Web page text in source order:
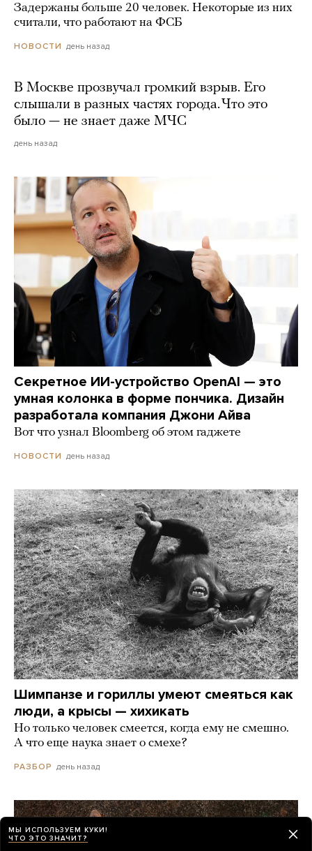
Задержаны больше 20 человек. Некоторые из них
считали, что работают на ФСБ
НОВОСТИ день назад
В Москве прозвучал громкий взрыв. Его
слышали в разных частях города. Что это
было — не знает даже МЧС
день назад
Секретное ИИ-устройство OpenAI — это
умная колонка в форме пончика. Дизайн
разработала компания Джони Айва
Вот что узнал Bloomberg об этом гаджете
НОВОСТИ день назад
Шимпанзе и гориллы умеют смеяться как
люди, а крысы — хихикать
Но только человек смеется, когда ему не смешно.
А что еще наука знает о смехе?
РАЗБОР день назад
МЫ ИСПОЛЬЗУЕМ КУКИ!
ЧТО ЭТО ЗНАЧИТ?